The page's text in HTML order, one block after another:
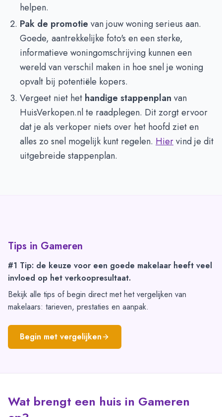
helpen.
Pak de promotie van jouw woning serieus aan.
Goede, aantrekkelijke foto's en een sterke,
informatieve woningomschrijving kunnen een
wereld van verschil maken in hoe snel je woning
opvalt bij potentiële kopers.
Vergeet niet het handige stappenplan van
HuisVerkopen.nl te raadplegen. Dit zorgt ervoor
dat je als verkoper niets over het hoofd ziet en
alles zo snel mogelijk kunt regelen. Hiervind je dit
uitgebreide stappenplan.
Tips in Gameren
#1 Tip: de keuze voor een goede makelaar heeft veel
invloed op het verkoopresultaat.
Bekijk alle tips of begin direct met het vergelijken van
makelaars: tarieven, prestaties en aanpak.
Begin met vergelijken
Wat brengt een huis in Gameren